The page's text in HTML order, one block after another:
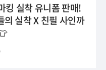
킹 실착 유니폼 판매!
의 실착 X 친필 사인까